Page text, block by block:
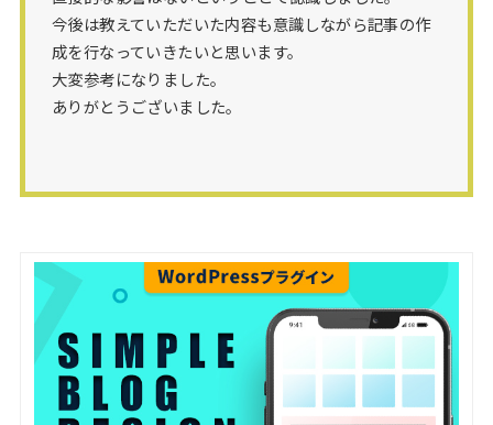
今後は教えていただいた内容も意識しながら記事の作
成を行なっていきたいと思います。
大変参考になりました。
ありがとうございました。